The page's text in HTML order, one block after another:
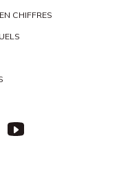
CHIFFRES